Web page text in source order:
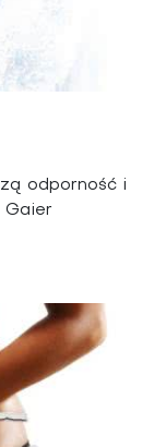
odporność i
Gaier